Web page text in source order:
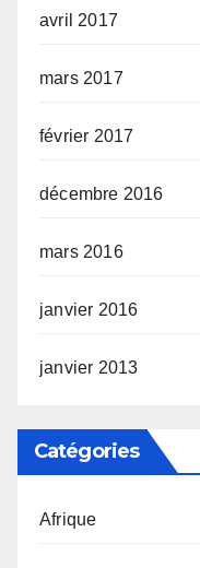
avril 2017
mars 2017
février 2017
décembre 2016
mars 2016
janvier 2016
janvier 2013
Catégories
Afrique